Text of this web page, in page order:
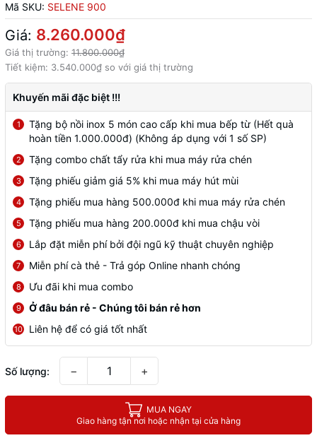
Mã SKU: SELENE 900
Giá: 8.260.000₫
Giá thị trường: 11.800.000₫
Tiết kiệm: 3.540.000₫ so với giá thị trường
Khuyến mãi đặc biệt !!!
1
Tặng bộ nồi inox 5 món cao cấp khi mua bếp từ (Hết quà
hoàn tiền 1.000.000đ) (Không áp dụng với 1 số SP)
2 Tặng combo chất tẩy rửa khi mua máy rửa chén
3 Tặng phiếu giảm giá 5% khi mua máy hút mùi
4 Tặng phiếu mua hàng 500.000đ khi mua máy rửa chén
5 Tặng phiếu mua hàng 200.000đ khi mua chậu vòi
6 Lắp đặt miễn phí bởi đội ngũ kỹ thuật chuyên nghiệp
7 Miễn phí cà thẻ - Trả góp Online nhanh chóng
8 Ưu đãi khi mua combo
9 Ở đâu bán rẻ - Chúng tôi bán rẻ hơn
10 Liên hệ để có giá tốt nhất
Số lượng: − +
MUA NGAY
Giao hàng tận nơi hoặc nhận tại cửa hàng